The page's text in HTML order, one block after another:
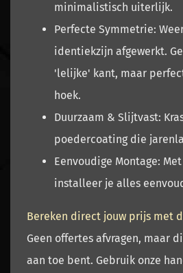
minimalistisch uiterlijk.
Perfecte Symmetrie: W
identiekzijn afgewerkt.
'lelijke' kant, maar
hoek.
Duurzaam & Slijtvast:
poedercoatingdie
Eenvoudige Montage:
installeer je alles
Bereken direct jouw prijs met
Geen offertes afvragen, maar
aan toe bent. Gebruik onze